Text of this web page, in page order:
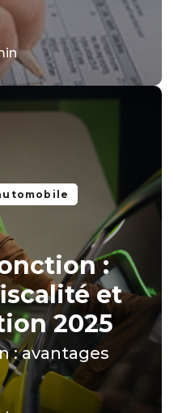
:
et
2025
: avantages